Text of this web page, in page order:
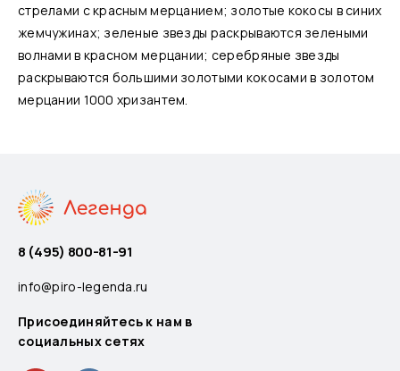
стрелами с красным мерцанием; золотые кокосы в синих
жемчужинах; зеленые звезды раскрываются зелеными
волнами в красном мерцании; серебряные звезды
раскрываются большими золотыми кокосами в золотом
мерцании 1000 хризантем.
8 (495) 800-81-91
info@piro-legenda.ru
Присоединяйтесь к нам в
социальных сетях